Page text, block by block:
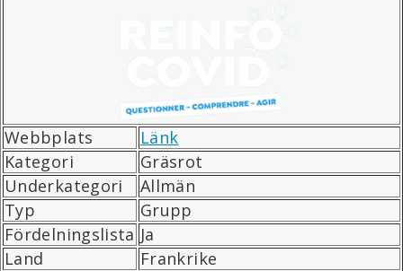
Webbplats
Länk
Kategori
Gräsrot
Underkategori
Allmän
Typ
Grupp
Fördelningslista Ja
Land
Frankrike